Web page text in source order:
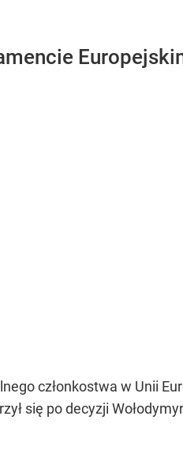
członkostwa w Unii
się po decyzji